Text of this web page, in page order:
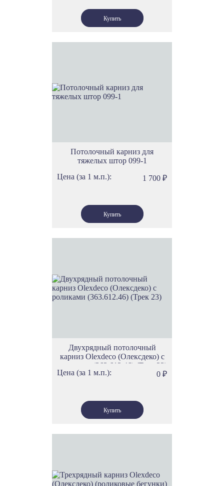
Потолочный карниз для
тяжелых штор 099-1
Цена (за 1 м.п.):
1 700 ₽
Двухрядный потолочный
карниз Olexdeco (Олексдеко) c
роликами (363.612.46) (Трек 23)
Цена (за 1 м.п.):
0 ₽